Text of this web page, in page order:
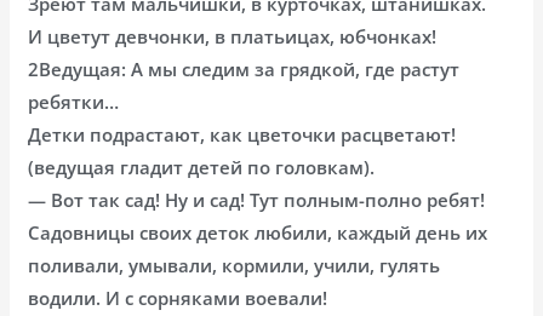
И цветут девчонки, в платьицах, юбчонках!
2Ведущая: А мы следим за грядкой, где растут
ребятки…
Детки подрастают, как цветочки расцветают!
(ведущая гладит детей по головкам).
— Вот так сад! Ну и сад! Тут полным-полно ребят!
Садовницы своих деток любили, каждый день их
поливали, умывали, кормили, учили, гулять
водили. И с сорняками воевали!